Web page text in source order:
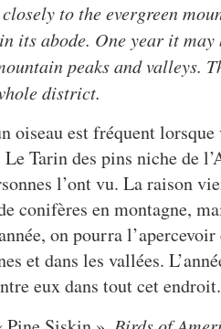
to the evergreen
its abode. One year it may
peaks and valleys.
district.
oiseau est fréquent
Tarin des pins niche de
l’ont vu. La raison
conifères en montagne,
on pourra l’apercevoir
et dans les vallées.
eux dans tout cet endroit.